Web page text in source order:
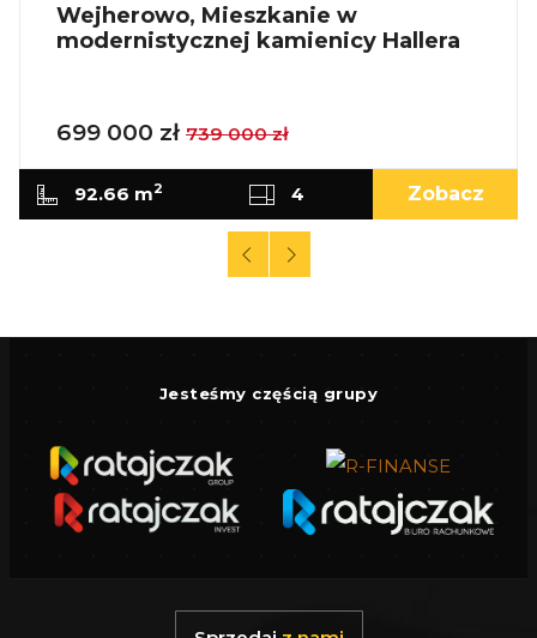
Wejherowo, Mieszkanie w
modernistycznej kamienicy Hallera
699 000 zł 739 000 zł
92.66 m2 4 Zobacz
Jesteśmy częścią grupy